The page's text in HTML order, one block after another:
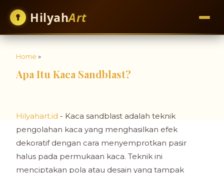
HilyahArt
Home »
Apa Itu Kaca Sandblast?
Hilyahart.id - Kaca sandblast adalah teknik
pengolahan kaca yang menghasilkan efek
dekoratif dengan cara menyemprotkan pasir
halus pada permukaan kaca. Teknik ini
menciptakan pola atau desain yang tampak